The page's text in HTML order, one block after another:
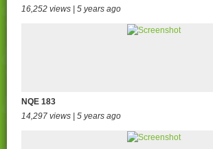
16,252 views | 5 years ago
NQE 183
14,297 views | 5 years ago